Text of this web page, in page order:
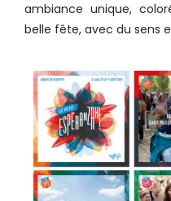
ambiance unique,
belle fête, avec du sens